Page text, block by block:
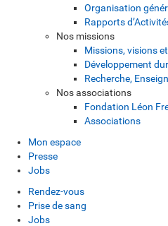
Organisation
Rapports
Nos missions
Missions, visions
Développement
Recherche,
Nos associations
Fondation Léon
Associations
Mon espace
Presse
Jobs
Rendez-vous
Prise de sang
Jobs